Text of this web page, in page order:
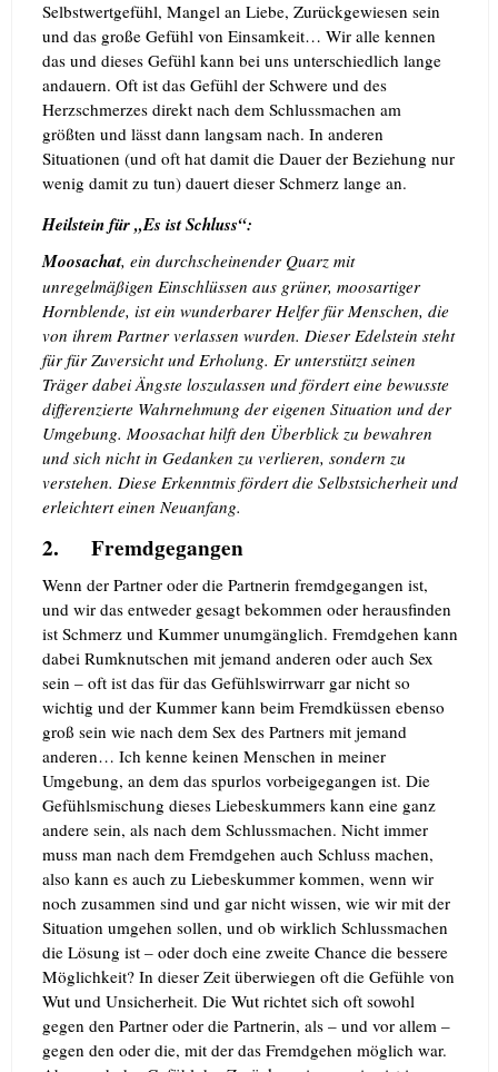
Selbstwertgefühl, Mangel an Liebe, Zurückgewiesen sein
und das große Gefühl von Einsamkeit… Wir alle kennen
das und dieses Gefühl kann bei uns unterschiedlich lange
andauern. Oft ist das Gefühl der Schwere und des
Herzschmerzes direkt nach dem Schlussmachen am
größten und lässt dann langsam nach. In anderen
Situationen (und oft hat damit die Dauer der Beziehung nur
wenig damit zu tun) dauert dieser Schmerz lange an.
Heilstein für „Es ist Schluss“:
Moosachat, ein durchscheinender Quarz mit
unregelmäßigen Einschlüssen aus grüner, moosartiger
Hornblende, ist ein wunderbarer Helfer für Menschen, die
von ihrem Partner verlassen wurden. Dieser Edelstein steht
für für Zuversicht und Erholung. Er unterstützt seinen
Träger dabei Ängste loszulassen und fördert eine bewusste
differenzierte Wahrnehmung der eigenen Situation und der
Umgebung. Moosachat hilft den Überblick zu bewahren
und sich nicht in Gedanken zu verlieren, sondern zu
verstehen. Diese Erkenntnis fördert die Selbstsicherheit und
erleichtert einen Neuanfang.
2. Fremdgegangen
Wenn der Partner oder die Partnerin fremdgegangen ist,
und wir das entweder gesagt bekommen oder herausfinden
ist Schmerz und Kummer unumgänglich. Fremdgehen kann
dabei Rumknutschen mit jemand anderen oder auch Sex
sein – oft ist das für das Gefühlswirrwarr gar nicht so
wichtig und der Kummer kann beim Fremdküssen ebenso
groß sein wie nach dem Sex des Partners mit jemand
anderen… Ich kenne keinen Menschen in meiner
Umgebung, an dem das spurlos vorbeigegangen ist. Die
Gefühlsmischung dieses Liebeskummers kann eine ganz
andere sein, als nach dem Schlussmachen. Nicht immer
muss man nach dem Fremdgehen auch Schluss machen,
also kann es auch zu Liebeskummer kommen, wenn wir
noch zusammen sind und gar nicht wissen, wie wir mit der
Situation umgehen sollen, und ob wirklich Schlussmachen
die Lösung ist – oder doch eine zweite Chance die bessere
Möglichkeit? In dieser Zeit überwiegen oft die Gefühle von
Wut und Unsicherheit. Die Wut richtet sich oft sowohl
gegen den Partner oder die Partnerin, als – und vor allem –
gegen den oder die, mit der das Fremdgehen möglich war.